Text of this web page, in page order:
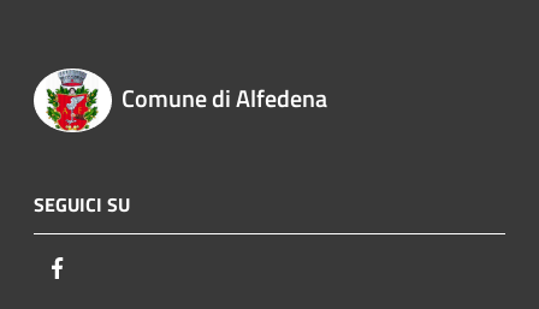
Comune di Alfedena
SEGUICI SU